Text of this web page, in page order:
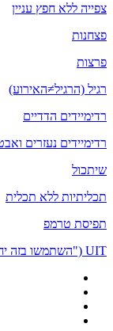
צפייה ללא חפץ עניין
פצחנות
פרצות
רגיל (הרגיל≠האירוע)
רדימיידים הדדיים
רדימיידים נעזרים
שיתכול
תכליתיות ללא תכלית
תפיסת טרמפ
UIT ("השתמשו בזה יחד")